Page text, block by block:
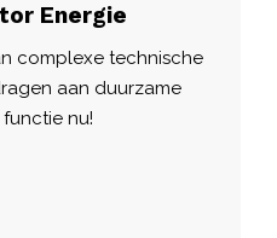
Energie
complexe technische
aan duurzame
nu!